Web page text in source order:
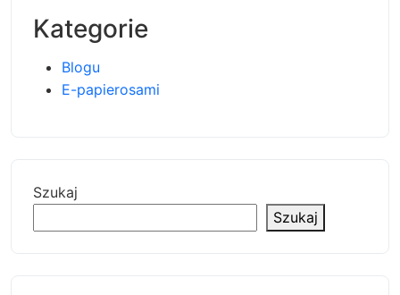
Kategorie
Blogu
E-papierosami
Szukaj
Szukaj